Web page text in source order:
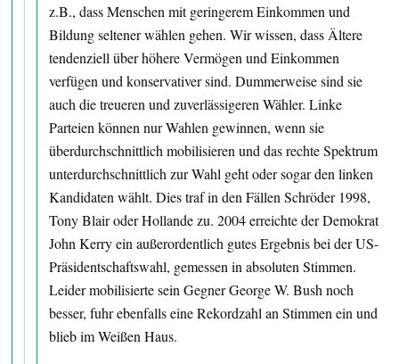
z.B., dass Menschen mit geringerem Einkommen und
Bildung seltener wählen gehen. Wir wissen, dass Ältere
tendenziell über höhere Vermögen und Einkommen
verfügen und konservativer sind. Dummerweise sind sie
auch die treueren und zuverlässigeren Wähler. Linke
Parteien können nur Wahlen gewinnen, wenn sie
überdurchschnittlich mobilisieren und das rechte Spektrum
unterdurchschnittlich zur Wahl geht oder sogar den linken
Kandidaten wählt. Dies traf in den Fällen Schröder 1998,
Tony Blair oder Hollande zu. 2004 erreichte der Demokrat
John Kerry ein außerordentlich gutes Ergebnis bei der US-
Präsidentschaftswahl, gemessen in absoluten Stimmen.
Leider mobilisierte sein Gegner George W. Bush noch
besser, fuhr ebenfalls eine Rekordzahl an Stimmen ein und
blieb im Weißen Haus.